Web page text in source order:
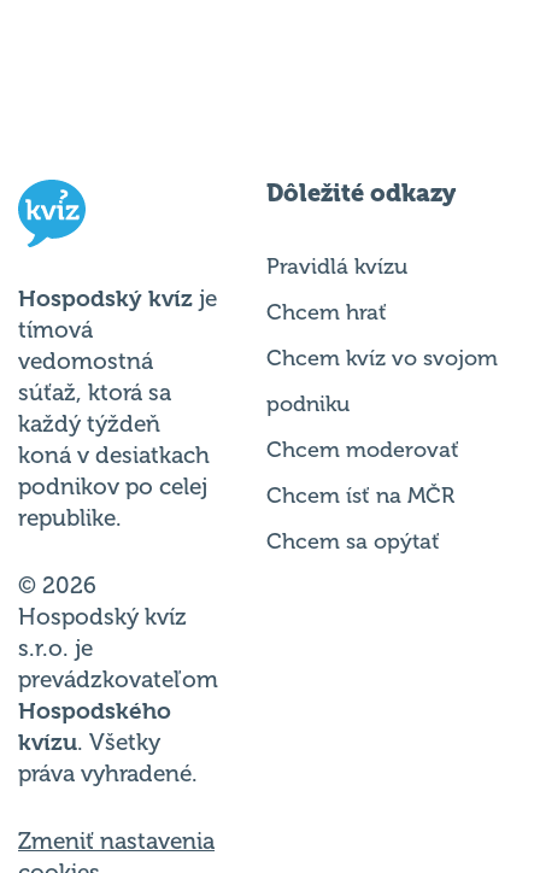
Hospodský kvíz je
tímová
vedomostná
súťaž, ktorá sa
každý týždeň
koná v desiatkach
podnikov po celej
republike.
© 2026
Hospodský kvíz
s.r.o. je
prevádzkovateľom
Hospodského
kvízu. Všetky
práva vyhradené.
Zmeniť nastavenia
Dôležité odkazy
Pravidlá kvízu
Chcem hrať
Chcem kvíz vo svojom
podniku
Chcem moderovať
Chcem ísť na MČR
Chcem sa opýtať